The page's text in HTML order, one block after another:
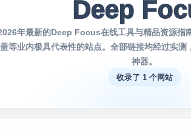
Deep
年最新的Deep Focus在线工具与精品资源
等业内极具代表性的站点。全部链接均经过实
神器。
收录了 1 个网站